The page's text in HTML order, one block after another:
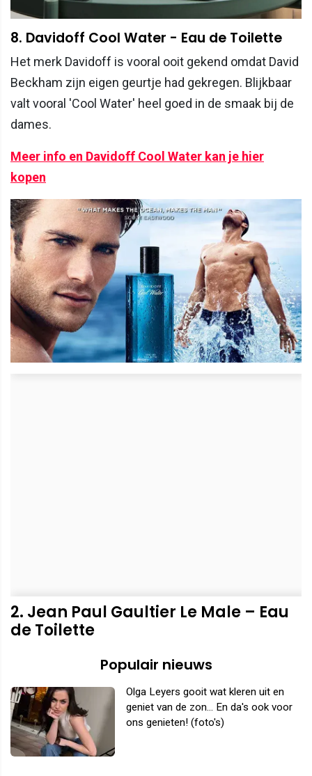
8. Davidoff Cool Water - Eau de Toilette
Het merk Davidoff is vooral ooit gekend omdat David
Beckham zijn eigen geurtje had gekregen. Blijkbaar
valt vooral 'Cool Water' heel goed in de smaak bij de
dames.
Meer info en Davidoff Cool Water kan je hier
kopen
2. Jean Paul Gaultier Le Male – Eau
de Toilette
Populair nieuws
Olga Leyers gooit wat kleren uit en
geniet van de zon... En da's ook voor
ons genieten! (foto's)